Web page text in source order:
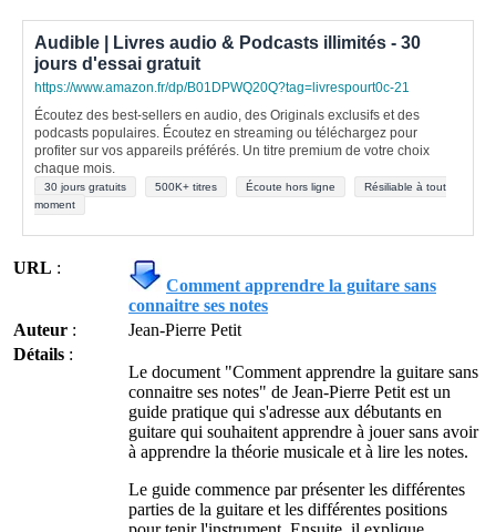
Audible | Livres audio & Podcasts illimités - 30
jours d'essai gratuit
https://www.amazon.fr/dp/B01DPWQ20Q?tag=livrespourt0c-21
Écoutez des best-sellers en audio, des Originals exclusifs et des
podcasts populaires. Écoutez en streaming ou téléchargez pour
profiter sur vos appareils préférés. Un titre premium de votre choix
chaque mois.
30 jours gratuits 500K+ titres Écoute hors ligne
Résiliable à tout
moment
URL :
Comment apprendre la guitare sans
connaitre ses notes
Auteur :
Jean-Pierre Petit
Détails :
Le document "Comment apprendre la guitare sans
connaitre ses notes" de Jean-Pierre Petit est un
guide pratique qui s'adresse aux débutants en
guitare qui souhaitent apprendre à jouer sans avoir
à apprendre la théorie musicale et à lire les notes.
Le guide commence par présenter les différentes
parties de la guitare et les différentes positions